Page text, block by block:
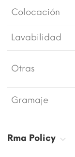
Colocación
Lavabilidad
Otras
Gramaje
Rma Policy